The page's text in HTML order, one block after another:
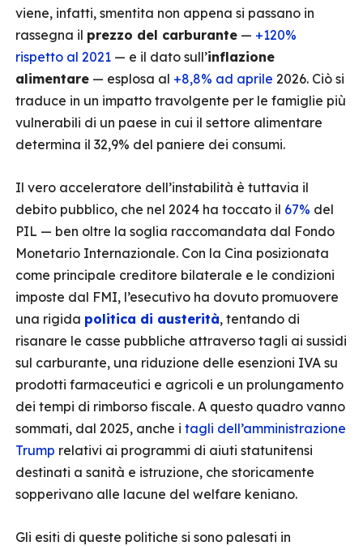
viene, infatti, smentita non appena si passano in
rassegna il prezzo del carburante — +120%
rispetto al 2021 — e il dato sull’inflazione
alimentare — esplosa al +8,8% ad aprile 2026. Ciò si
traduce in un impatto travolgente per le famiglie più
vulnerabili di un paese in cui il settore alimentare
determina il 32,9% del paniere dei consumi.
Il vero acceleratore dell’instabilità è tuttavia il
debito pubblico, che nel 2024 ha toccato il 67% del
PIL — ben oltre la soglia raccomandata dal Fondo
Monetario Internazionale. Con la Cina posizionata
come principale creditore bilaterale e le condizioni
imposte dal FMI, l’esecutivo ha dovuto promuovere
una rigida politica di austerità, tentando di
risanare le casse pubbliche attraverso tagli ai sussidi
sul carburante, una riduzione delle esenzioni IVA su
prodotti farmaceutici e agricoli e un prolungamento
dei tempi di rimborso fiscale. A questo quadro vanno
sommati, dal 2025, anche i tagli dell’amministrazione
Trump relativi ai programmi di aiuti statunitensi
destinati a sanità e istruzione, che storicamente
sopperivano alle lacune del welfare keniano.
Gli esiti di queste politiche si sono palesati in